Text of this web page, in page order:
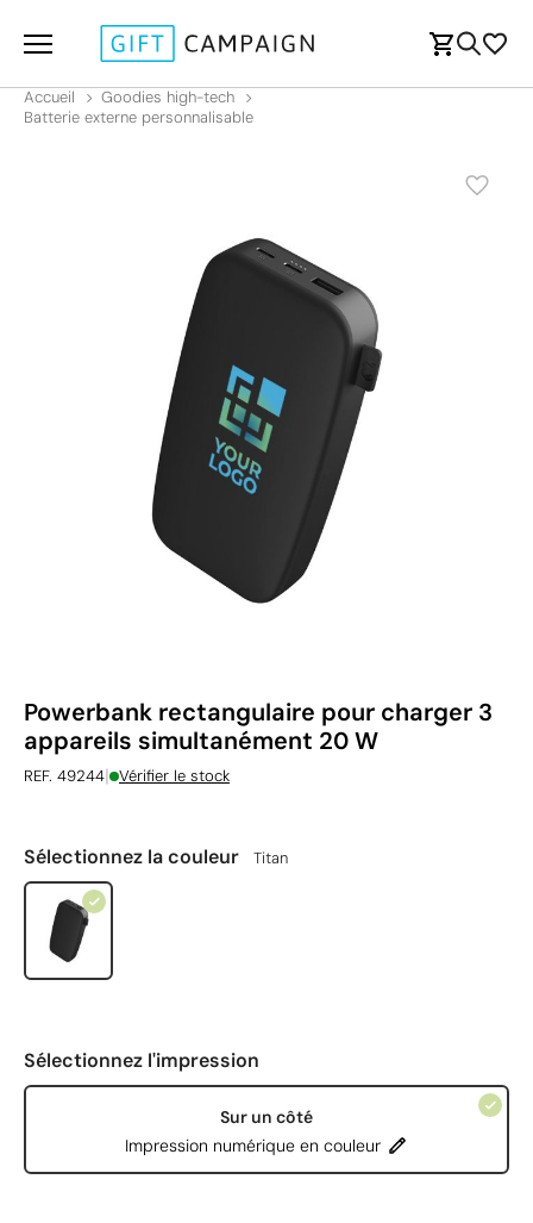
Accueil
Goodies high-tech
Batterie externe personnalisable
Powerbank rectangulaire pour charger 3
appareils simultanément 20 W
REF. 49244| Vérifier le stock
Sélectionnez la couleur Titan
Sélectionnez l'impression
Sur un côté
Impression numérique en couleur